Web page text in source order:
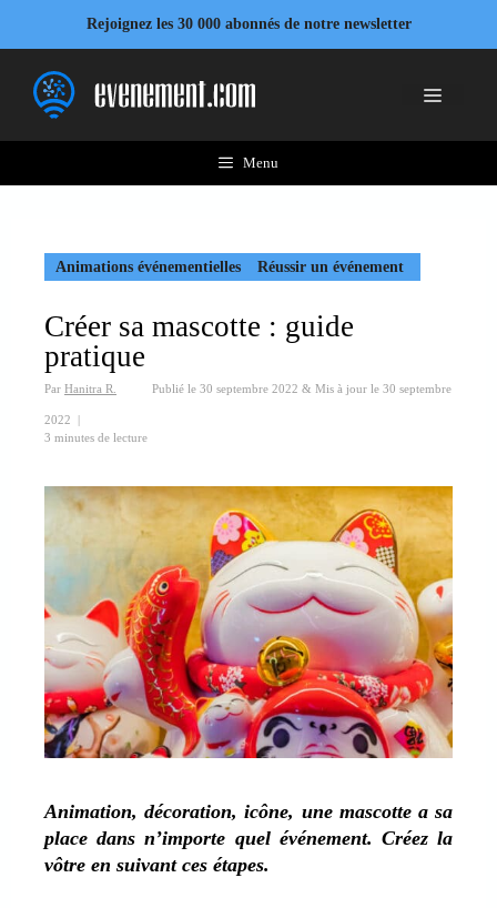
contenu
Rejoignez les 30 000 abonnés de notre newsletter
Menu
Menu
Animations événementielles Réussir un événement
Créer sa mascotte : guide
pratique
Par Hanitra R. Publié le 30 septembre 2022 & Mis à jour le 30 septembre
2022 |
3 minutes de lecture
Animation, décoration, icône, une mascotte a sa
place dans n’importe quel événement. Créez la
vôtre en suivant ces étapes.